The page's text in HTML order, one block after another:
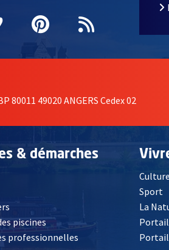
fenêtrefenêtre
une nouvelle fenêtre
Vimeo
, Ouvre une nouvelle
Pinterest
, Ouvre une
Flux RSS
49020 ANGERS Cedex 02
& démarches
, Ouvre une nouvelle fenêtre
piscines
professionnelles
Culture
Sport
La
Portail
Portail